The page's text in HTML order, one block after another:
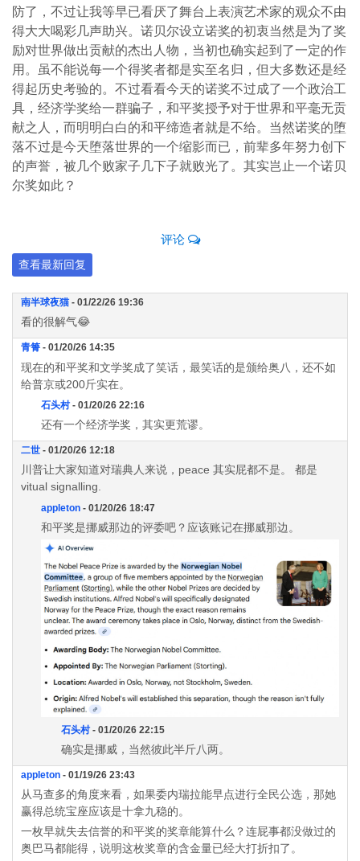
防了，不过让我等早已看厌了舞台上表演艺术家的观众不由
得大大喝彩几声助兴。诺贝尔设立诺奖的初衷当然是为了奖
励对世界做出贡献的杰出人物，当初也确实起到了一定的作
用。虽不能说每一个得奖者都是实至名归，但大多数还是经
得起历史考验的。不过看看今天的诺奖不过成了一个政治工
具，经济学奖给一群骗子，和平奖授予对于世界和平毫无贡
献之人，而明明白白的和平缔造者就是不给。当然诺奖的堕
落不过是今天堕落世界的一个缩影而已，前辈多年努力创下
的声誉，被几个败家子几下子就败光了。其实岂止一个诺贝
尔奖如此？
评论
查看最新回复
南半球夜猫 - 01/22/26 19:36
看的很解气😂
青箐 - 01/20/26 14:35
现在的和平奖和文学奖成了笑话，最笑话的是颁给奥八，还不如
给普京或200斤实在。
石头村- 01/20/26 22:16
还有一个经济学奖，其实更荒谬。
二世 - 01/20/26 12:18
川普让大家知道对瑞典人来说，peace 其实屁都不是。 都是
vitual signalling.
appleton - 01/20/26 18:47
和平奖是挪威那边的评委吧？应该账记在挪威那边。
石头村- 01/20/26 22:15
确实是挪威，当然彼此半斤八两。
appleton - 01/19/26 23:43
从马查多的角度来看，如果委内瑞拉能早点进行全民公选，那她
赢得总统宝座应该是十拿九稳的。
一枚早就失去信誉的和平奖的奖章能算什么？连屁事都没做过的
奥巴马都能得，说明这枚奖章的含金量已经大打折扣了。